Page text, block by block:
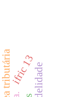
Área tributáriaifric 13